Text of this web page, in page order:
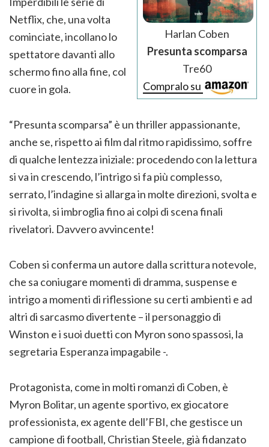
Harlan Coben
Presunta scomparsa
Tre60
Compralo su
Netflix, che, una volta
cominciate, incollano lo
spettatore davanti allo
schermo fino alla fine, col
cuore in gola.
“Presunta scomparsa” è un thriller appassionante,
anche se, rispetto ai film dal ritmo rapidissimo, soffre
di qualche lentezza iniziale: procedendo con la lettura
si va in crescendo, l’intrigo si fa più complesso,
serrato, l’indagine si allarga in molte direzioni, svolta e
si rivolta, si imbroglia fino ai colpi di scena finali
rivelatori. Davvero avvincente!
Coben si conferma un autore dalla scrittura notevole,
che sa coniugare momenti di dramma, suspense e
intrigo a momenti di riflessione su certi ambienti e ad
altri di sarcasmo divertente – il personaggio di
Winston e i suoi duetti con Myron sono spassosi, la
segretaria Esperanza impagabile -.
Protagonista, come in molti romanzi di Coben, è
Myron Bolitar, un agente sportivo, ex giocatore
professionista, ex agente dell’FBI, che gestisce un
campione di football, Christian Steele, già fidanzato